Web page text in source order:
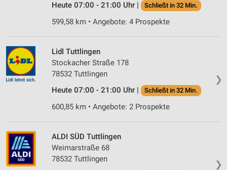
Heute 07:00 - 21:00 Uhr |
Schließt in 32 Min.
599,58 km • Angebote: 4 Prospekte
❯
Lidl Tuttlingen
Stockacher Straße 178
78532 Tuttlingen
Heute 07:00 - 21:00 Uhr |
Schließt in 32 Min.
600,85 km • Angebote: 2 Prospekte
❯
ALDI SÜD Tuttlingen
Weimarstraße 68
78532 Tuttlingen